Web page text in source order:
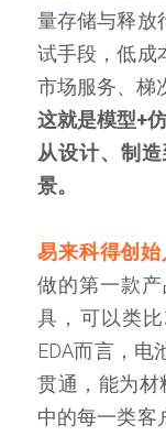
量存储与释放
试手段，低成
市场服务、梯
这就是模型+
从设计、制
景。
易来科得创始
做的第一款
具，可以类
EDA而言，电
贯通，能为
中的每一类客